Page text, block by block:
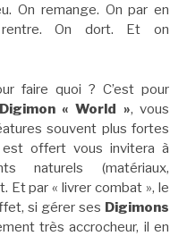
On remange. On par en
rentre. On dort. Et on
faire quoi ? C’est pour
Digimon « World », vous
souvent plus fortes
offert vous invitera à
naturels (matériaux,
Et par « livrer combat », le
si gérer ses Digimons
très accrocheur, il en